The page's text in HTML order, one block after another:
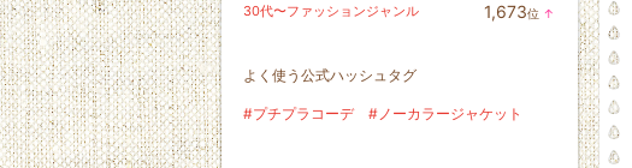
30代〜ファッションジャンル 1,673位 ↑
よく使う公式ハッシュタグ
#プチプラコーデ #ノーカラージャケット